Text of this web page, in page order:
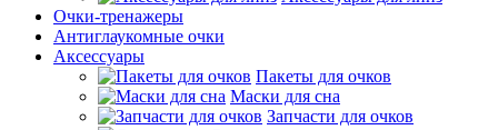
Очки-тренажеры
Антиглаукомные очки
Аксессуары
Пакеты для очков
Маски для сна
Запчасти для очков